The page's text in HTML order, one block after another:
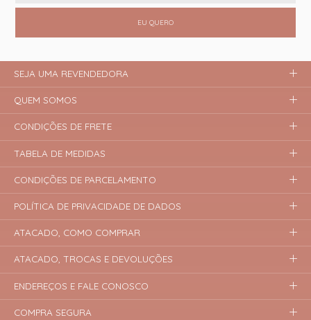
EU QUERO
SEJA UMA REVENDEDORA
QUEM SOMOS
CONDIÇÕES DE FRETE
TABELA DE MEDIDAS
CONDIÇÕES DE PARCELAMENTO
POLÍTICA DE PRIVACIDADE DE DADOS
ATACADO, COMO COMPRAR
ATACADO, TROCAS E DEVOLUÇÕES
ENDEREÇOS E FALE CONOSCO
COMPRA SEGURA